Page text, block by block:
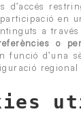
d’accés
en
a
o
funció d’una
regional